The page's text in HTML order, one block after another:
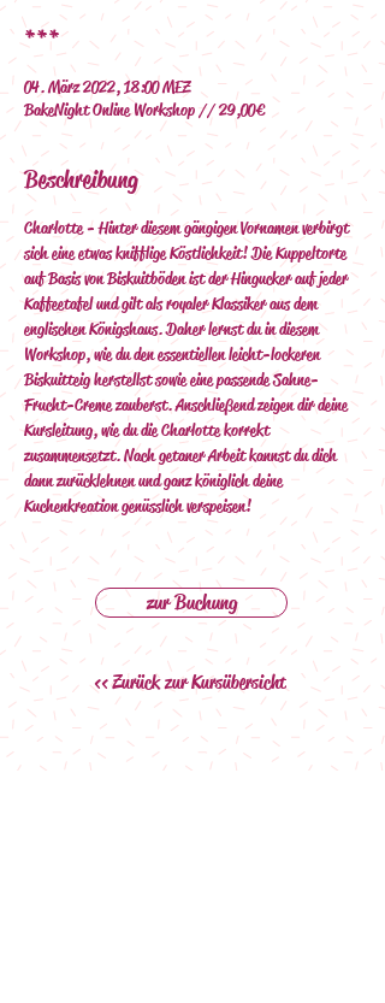
***
04. März 2022, 18:00 MEZ
BakeNight Online Workshop // 29,00€
Beschreibung
Charlotte - Hinter diesem gängigen Vornamen verbirgt
sich eine etwas knifflige Köstlichkeit! Die Kuppeltorte
auf Basis von Biskuitböden ist der Hingucker auf jeder
Kaffeetafel und gilt als royaler Klassiker aus dem
englischen Königshaus. Daher lernst du in diesem
Workshop, wie du den essentiellen leicht-lockeren
Biskuitteig herstellst sowie eine passende Sahne-
Frucht-Creme zauberst. Anschließend zeigen dir deine
Kursleitung, wie du die Charlotte korrekt
zusammensetzt. Nach getaner Arbeit kannst du dich
dann zurücklehnen und ganz königlich deine
Kuchenkreation genüsslich verspeisen!
zur Buchung
<< Zurück zur Kursübersicht